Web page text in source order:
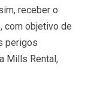
receber o
com objetivo de
perigos
Mills Rental,